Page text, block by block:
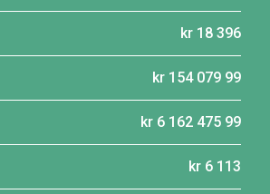
kr 18 396
kr 154 079 99
kr 6 162 475 99
kr 6 113